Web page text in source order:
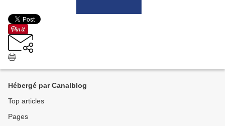
Hébergé par Canalblog
Top articles
Pages